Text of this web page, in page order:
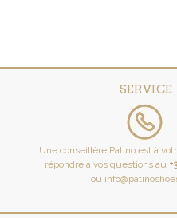
SERVICE
Une conseillère Patino est à
répondre à vos questions au
ou